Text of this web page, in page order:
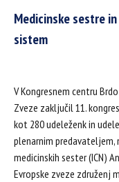
Medicinske sestre
sistem
V Kongresnem centru
Zveze zaključil 11.
kot 280 udeleženk in
plenarnim predavateljem,
medicinskih sester (ICN)
Evropske zveze združenj